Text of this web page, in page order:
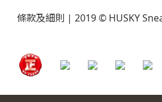
條款及細則 | 2019 © HUSKY